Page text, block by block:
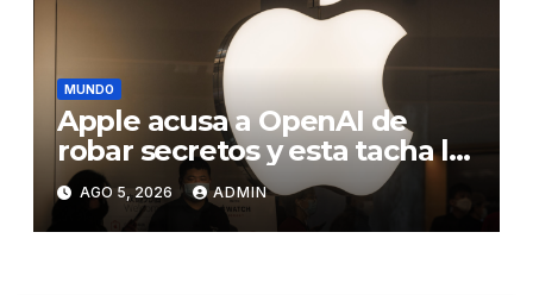
MUNDO
Apple acusa a OpenAI de
robar secretos y esta tacha la
demanda de «agresiva y
personal»
AGO 5, 2026 ADMIN